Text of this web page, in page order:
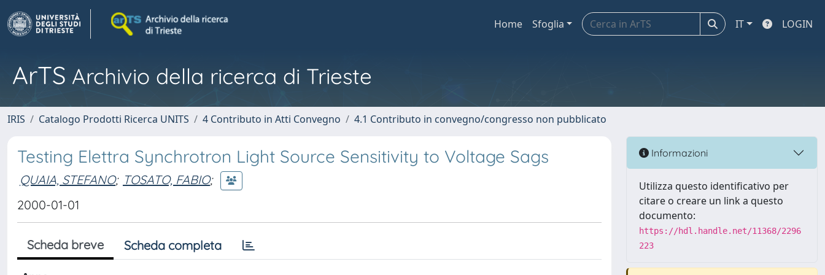
Home Sfoglia IT LOGIN
ArTS Archivio della ricerca di Trieste
IRIS Catalogo Prodotti Ricerca UNITS 4 Contributo in Atti Convegno 4.1 Contributo in convegno/congresso non pubblicato
Testing Elettra Synchrotron Light Source Sensitivity to Voltage Sags
QUAIA, STEFANO; TOSATO, FABIO;
2000-01-01
Scheda breve Scheda completa
Informazioni
Utilizza questo identificativo per
citare o creare un link a questo
documento:
https://hdl.handle.net/11368/2296
223